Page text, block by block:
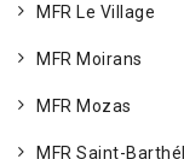
MFR Le Village
MFR Moirans
MFR Mozas
MFR Saint-